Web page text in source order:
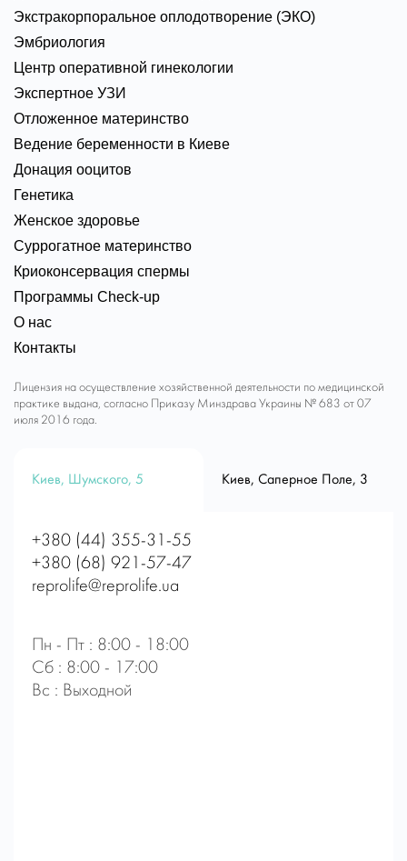
Экстракорпоральное оплодотворение (ЭКО)
Эмбриология
Центр оперативной гинекологии
Экспертное УЗИ
Отложенное материнство
Ведение беременности в Киеве
Донация ооцитов
Генетика
Женское здоровье
Суррогатное материнство
Криоконсервация спермы
Программы Check-up
О нас
Контакты
Лицензия на осуществление хозяйственной деятельности по медицинской
практике выдана, согласно Приказу Минздрава Украины № 683 от 07
июля 2016 года.
Киев, Шумского, 5 Киев, Саперное Поле, 3
+380 (44) 355-31-55
+380 (68) 921-57-47
reprolife@reprolife.ua
Пн - Пт : 8:00 - 18:00
Сб : 8:00 - 17:00
Вс : Выходной